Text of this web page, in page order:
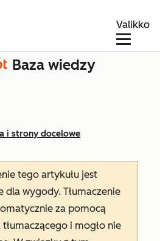
Valikko
Baza wiedzy
i strony docelowe
tego artykułu jest
dla wygody. Tłumaczenie
za pomocą
i mogło nie